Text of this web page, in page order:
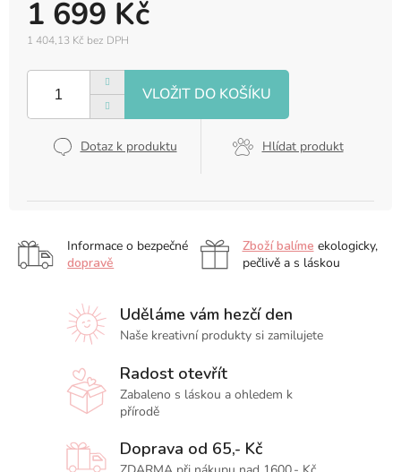
1 699 Kč
1 404,13 Kč bez DPH
cena:
Dotaz k produktu Hlídat produkt
Informace o bezpečné
dopravě
Zboží balíme ekologicky,
pečlivě a s láskou
Uděláme vám hezčí den
Naše kreativní produkty si zamilujete
Radost otevřít
Zabaleno s láskou a ohledem k
přírodě
Doprava od 65,- Kč